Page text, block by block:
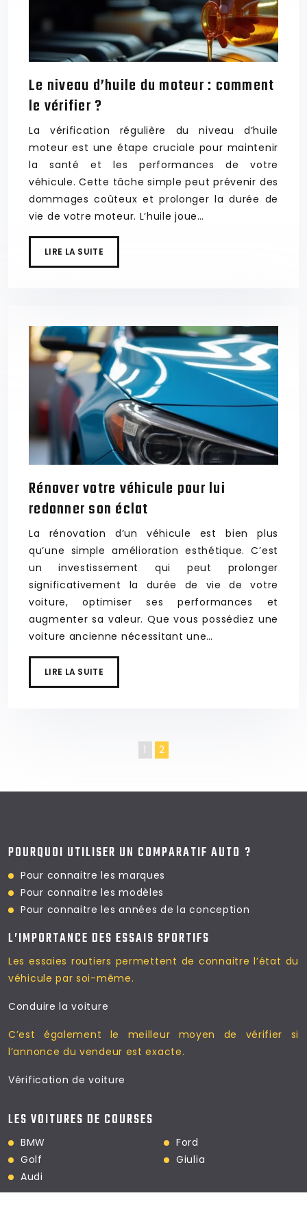
Le niveau d’huile du moteur : comment
le vérifier ?
La vérification régulière du niveau d’huile
moteur est une étape cruciale pour maintenir
la santé et les performances de votre
véhicule. Cette tâche simple peut prévenir des
dommages coûteux et prolonger la durée de
vie de votre moteur. L’huile joue…
LIRE LA SUITE
Rénover votre véhicule pour lui
redonner son éclat
La rénovation d’un véhicule est bien plus
qu’une simple amélioration esthétique. C’est
un investissement qui peut prolonger
significativement la durée de vie de votre
voiture, optimiser ses performances et
augmenter sa valeur. Que vous possédiez une
voiture ancienne nécessitant une…
LIRE LA SUITE
1 2
POURQUOI UTILISER UN COMPARATIF AUTO ?
Pour connaitre les marques
Pour connaitre les modèles
Pour connaitre lesannées de la conception
L’IMPORTANCE DES ESSAIS SPORTIFS
Les essaies routiers permettent de connaitre l’état du
véhicule par soi-même.
Conduire la voiture
C’est également le meilleur moyen
de vérifier si
l’annonce du vendeur est exacte.
Vérification de voiture
LES VOITURES DE COURSES
BMW
Golf
Audi
Ford
Giulia